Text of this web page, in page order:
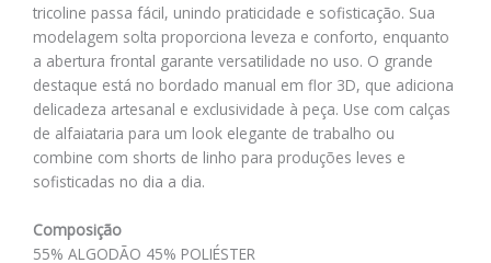
tricoline passa fácil, unindo praticidade e sofisticação. Sua
modelagem solta proporciona leveza e conforto, enquanto
a abertura frontal garante versatilidade no uso. O grande
destaque está no bordado manual em flor 3D, que adiciona
delicadeza artesanal e exclusividade à peça. Use com calças
de alfaiataria para um look elegante de trabalho ou
combine com shorts de linho para produções leves e
sofisticadas no dia a dia.
Composição
55% ALGODÃO 45% POLIÉSTER